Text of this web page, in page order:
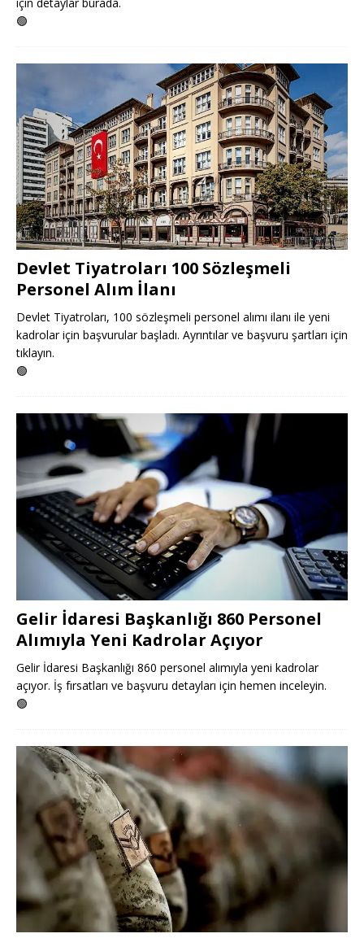
🟢
Devlet Tiyatroları 100 Sözleşmeli
Personel Alım İlanı
Devlet Tiyatroları, 100 sözleşmeli personel alımı ilanı ile yeni
kadrolar için başvurular başladı. Ayrıntılar ve başvuru şartları için
tıklayın.
🟢
Gelir İdaresi Başkanlığı 860 Personel
Alımıyla Yeni Kadrolar Açıyor
Gelir İdaresi Başkanlığı 860 personel alımıyla yeni kadrolar
açıyor. İş fırsatları ve başvuru detayları için hemen inceleyin.
🟢